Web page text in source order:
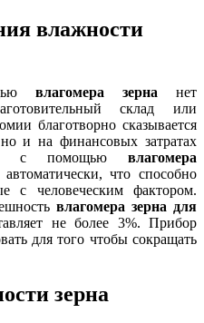
влажности
влагомера зерна нет
склад или
благотворно сказывается
и на финансовых затратах
с помощью влагомера
автоматически, что способно
с человеческим фактором.
влагомера зерна для
не более 3%. Прибор
для того чтобы сокращать
зерна